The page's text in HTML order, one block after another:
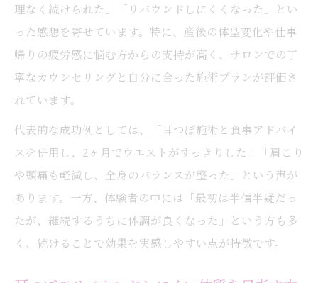
理なく続けられた」「リバウンドしにくくなった」とい
った感想を寄せています。特に、産後の体型変化や仕事
帰りの疲労感に悩む方からの支持が高く、サロンでの丁
寧なカウンセリングと自分に合った施術プランが評価さ
れています。
代表的な成功例としては、「耳つぼ施術と食事アドバイ
スを併用し、2ヶ月でウエストがすっきりした」「肩こり
や頭痛も軽減し、全身のバランスが整った」という声が
あります。一方、体験者の中には「最初は半信半疑だっ
たが、継続するうちに体調が良くなった」という方も多
く、続けることで効果を実感しやすい点が特徴です。